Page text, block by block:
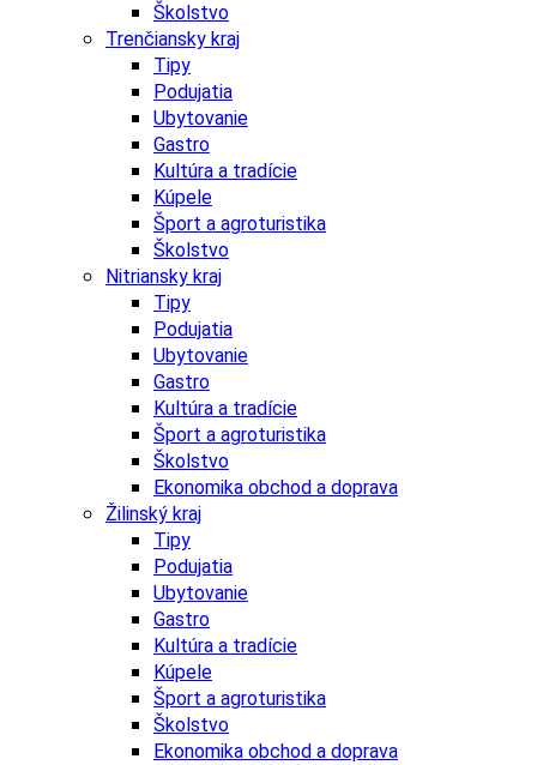
Školstvo
Trenčiansky kraj
Tipy
Podujatia
Ubytovanie
Gastro
Kultúra a tradície
Kúpele
Šport a agroturistika
Školstvo
Nitriansky kraj
Tipy
Podujatia
Ubytovanie
Gastro
Kultúra a tradície
Šport a agroturistika
Školstvo
Ekonomika obchod a doprava
Žilinský kraj
Tipy
Podujatia
Ubytovanie
Gastro
Kultúra a tradície
Kúpele
Šport a agroturistika
Školstvo
Ekonomika obchod a doprava